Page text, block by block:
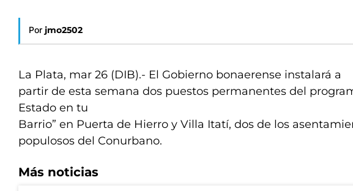
Por jmo2502
La Plata, mar 26 (DIB).- El Gobierno bonaerense instalará a
partir de esta semana dos puestos permanentes del
Estado en tu
Barrio” en Puerta de Hierro y Villa Itatí, dos de los
populosos del Conurbano.
Más noticias